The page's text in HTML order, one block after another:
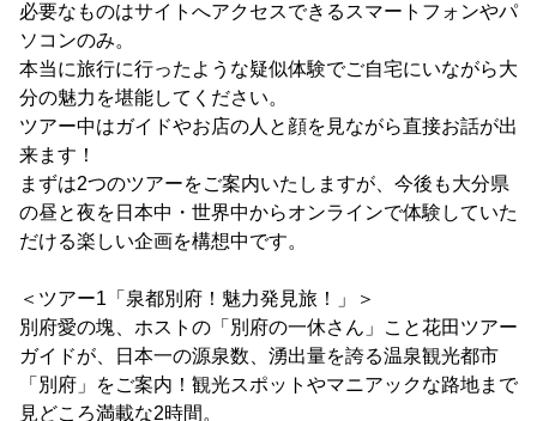
必要なものはサイトへアクセスできるスマートフォンやパ
ソコンのみ。
本当に旅行に行ったような疑似体験でご自宅にいながら大
分の魅力を堪能してください。
ツアー中はガイドやお店の人と顔を見ながら直接お話が出
来ます！
まずは2つのツアーをご案内いたしますが、今後も大分県
の昼と夜を日本中・世界中からオンラインで体験していた
だける楽しい企画を構想中です。
＜ツアー1「泉都別府！魅力発見旅！」＞
別府愛の塊、ホストの「別府の一休さん」こと花田ツアー
ガイドが、日本一の源泉数、湧出量を誇る温泉観光都市
「別府」をご案内！観光スポットやマニアックな路地まで
見どころ満載な2時間。